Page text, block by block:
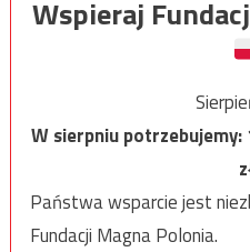
Wspieraj
W sierpniu potrzebujemy:
Państwa wsparcie jest
Fundacji Magna Polonia.